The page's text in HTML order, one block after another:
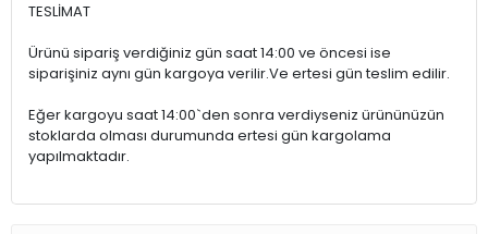
TESLİMAT
Ürünü sipariş verdiğiniz gün saat 14:00 ve öncesi ise
siparişiniz aynı gün kargoya verilir.Ve ertesi gün teslim edilir.
Eğer kargoyu saat 14:00`den sonra verdiyseniz ürününüzün
stoklarda olması durumunda ertesi gün kargolama
yapılmaktadır.